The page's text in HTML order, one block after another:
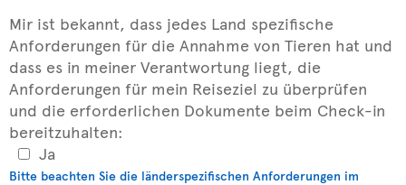
Mir ist bekannt, dass jedes Land spezifische
Anforderungen für die Annahme von Tieren hat und
dass es in meiner Verantwortung liegt, die
Anforderungen für mein Reiseziel zu überprüfen
und die erforderlichen Dokumente beim Check-in
bereitzuhalten:
Ja
Bitte beachten Sie die länderspezifischen Anforderungen im